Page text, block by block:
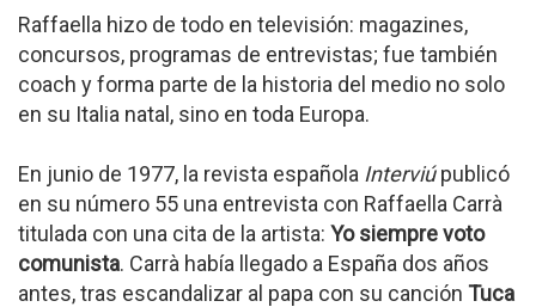
Raffaella hizo de todo en televisión: magazines,
concursos, programas de entrevistas; fue también
coach y forma parte de la historia del medio no solo
en su Italia natal, sino en toda Europa.
En junio de 1977, la revista española Interviúpublicó
en su número 55 una entrevista con Raffaella Carrà
titulada con una cita de la artista: Yo siempre voto
comunista. Carrà había llegado a España dos años
antes, tras escandalizar al papa con su canción Tuca